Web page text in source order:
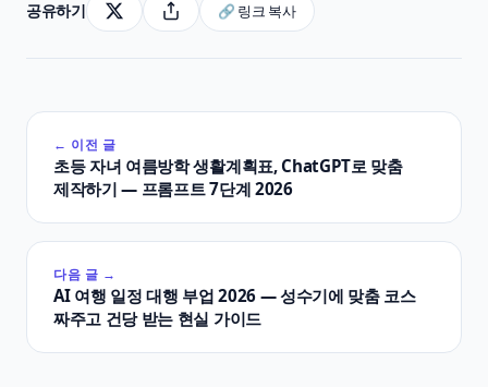
공유하기 🔗 링크 복사
← 이전 글
초등 자녀 여름방학 생활계획표, ChatGPT로 맞춤
제작하기 — 프롬프트 7단계 2026
다음 글 →
AI 여행 일정 대행 부업 2026 — 성수기에 맞춤 코스
짜주고 건당 받는 현실 가이드